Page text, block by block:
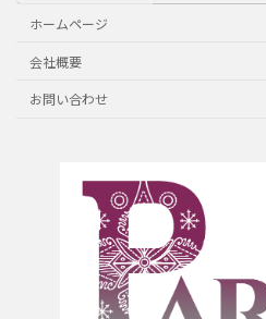
ホームページ
会社概要
お問い合わせ